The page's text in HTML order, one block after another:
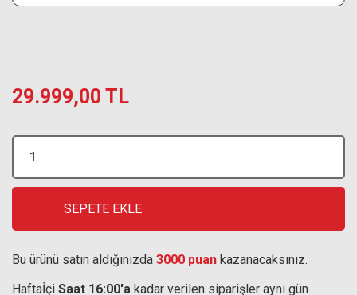
29.999,00 TL
SEPETE EKLE
Bu ürünü satın aldığınızda 3000 puan kazanacaksınız.
Haftaİçi Saat 16:00'a kadar verilen siparişler aynı gün